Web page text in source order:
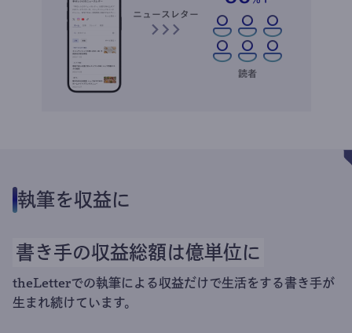
執筆を収益に
書き手の収益総額は億単位に
theLetterでの執筆による収益だけで生活をする書き手が
生まれ続けています。